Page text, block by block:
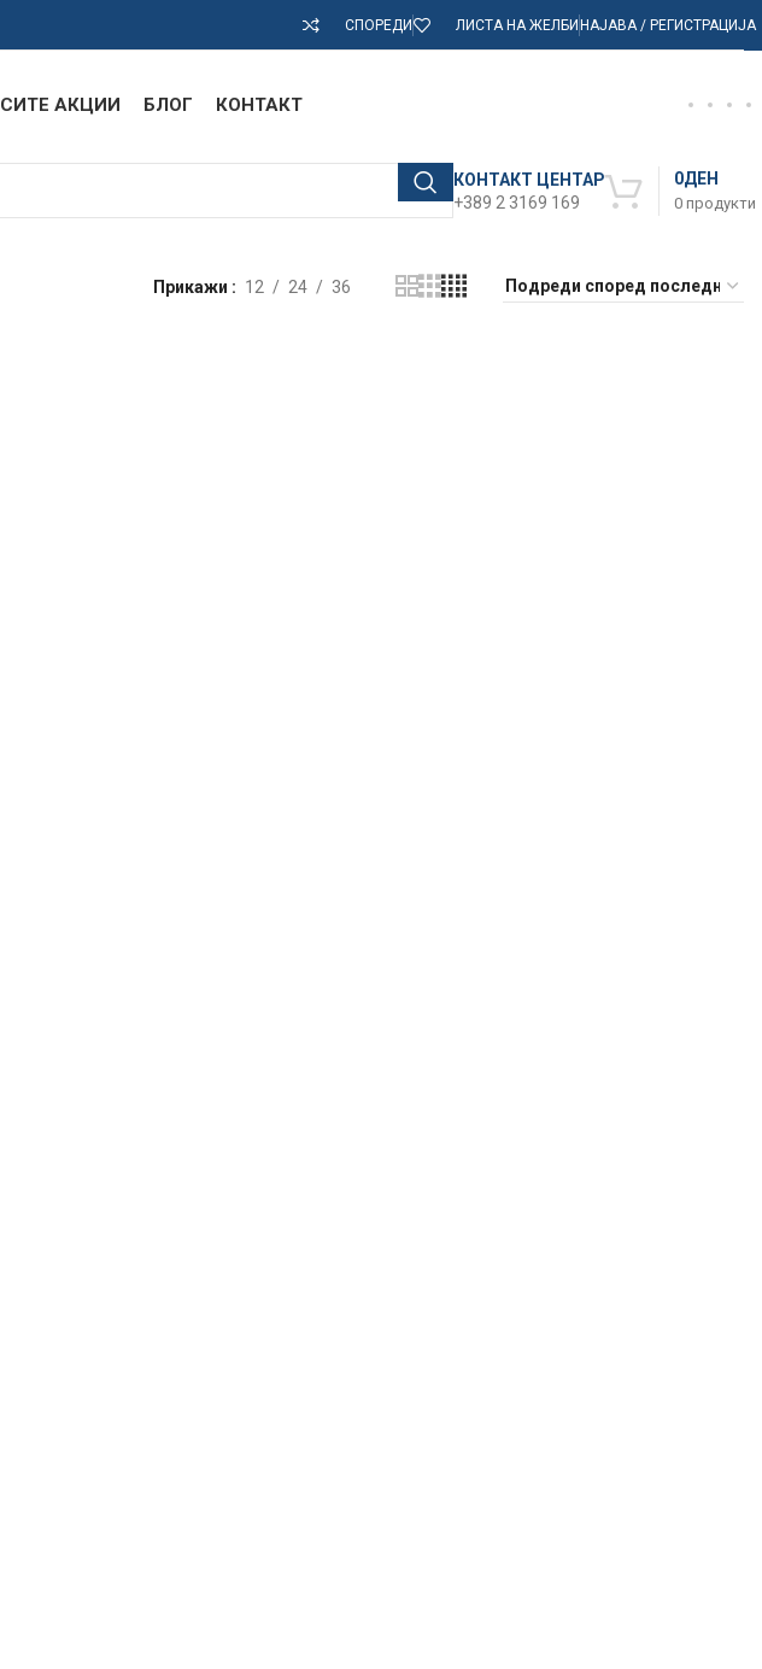
СПОРЕДИ ЛИСТА НА ЖЕЛБИНАЈАВА / РЕГИСТРАЦИЈА
СИТЕ АКЦИИ БЛОГ КОНТАКТ
КОНТАКТ ЦЕНТАР
+389 2 3169 169
0 продукти
0ДЕН
Прикажи 12 24 36